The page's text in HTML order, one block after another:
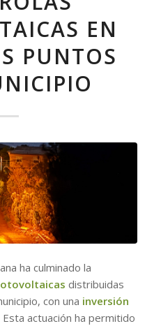
EN
PUNTOS
ha culminado la
distribuidas
con una inversión
Esta actuación ha permitido